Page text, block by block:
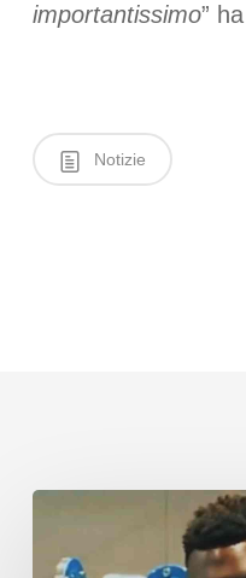
importantissimo”
Notizie